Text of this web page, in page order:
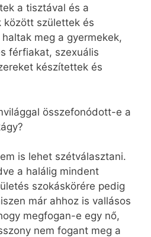
a tisztával és a
között születtek és
meg a gyermekek,
férfiakat, szexuális
készítettek és
összefonódott-e a
is lehet szétválasztani.
a halálig mindent
szokáskörére pedig
már ahhoz is vallásos
megfogan-e egy nő,
nem fogant meg a